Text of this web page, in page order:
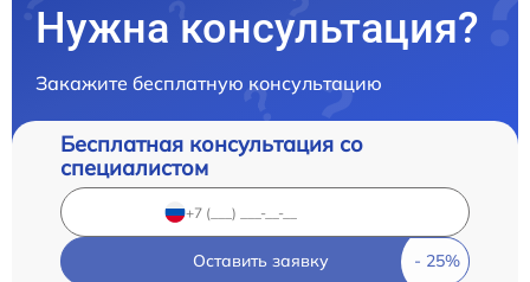
Нужна консультация?
Закажите бесплатную консультацию
Бесплатная консультация со
специалистом
Оставить заявку